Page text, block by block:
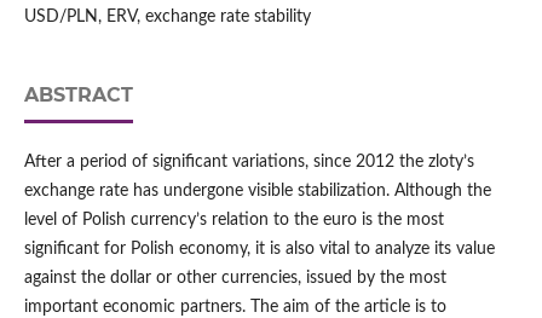
USD/PLN, ERV, exchange rate stability
ABSTRACT
After a period of significant variations, since 2012 the zloty’s
exchange rate has undergone visible stabilization. Although the
level of Polish currency’s relation to the euro is the most
significant for Polish economy, it is also vital to analyze its value
against the dollar or other currencies, issued by the most
important economic partners. The aim of the article is to